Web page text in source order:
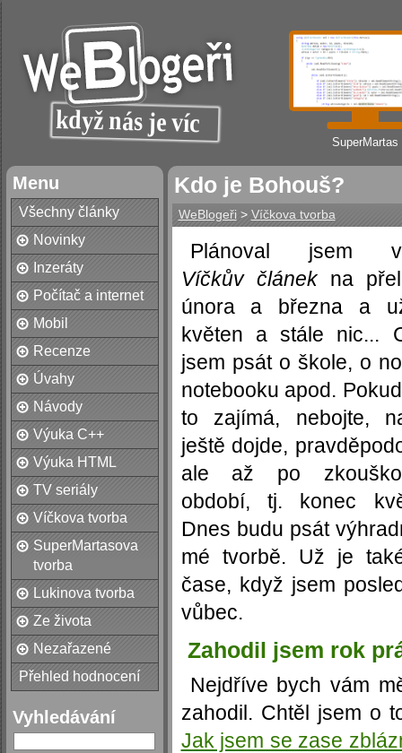
SuperMartas
Menu
Všechny články
Novinky
Inzeráty
Počítač a internet
Mobil
Recenze
Úvahy
Návody
Výuka C++
Výuka HTML
TV seriály
Víčkova tvorba
SuperMartasova
tvorba
Lukinova tvorba
Ze života
Nezařazené
Přehled hodnocení
Vyhledávání
Kdo je Bohouš?
WeBlogeři > Víčkova tvorba
Plánoval jsem
Víčkův článekna
února a března a
květen a stále nic...
jsem psát o škole, o
notebooku apod.
to zajímá, nebojte,
ještě dojde,
ale až po
období, tj. konec
Dnes budu psát
mé tvorbě. Už je
čase, když jsem
vůbec.
Zahodil jsem rok
Nejdříve bych vám
zahodil. Chtěl jsem o
Jak jsem se zase